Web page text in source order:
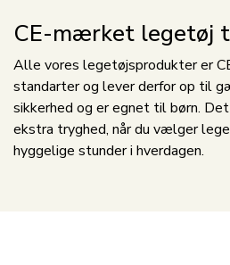
CE-mærket legetøj
Alle vores legetøjsprodukter er
standarter og lever derfor op til
sikkerhed og er egnet til børn.
ekstra tryghed, når du vælger
hyggelige stunder i hverdagen.